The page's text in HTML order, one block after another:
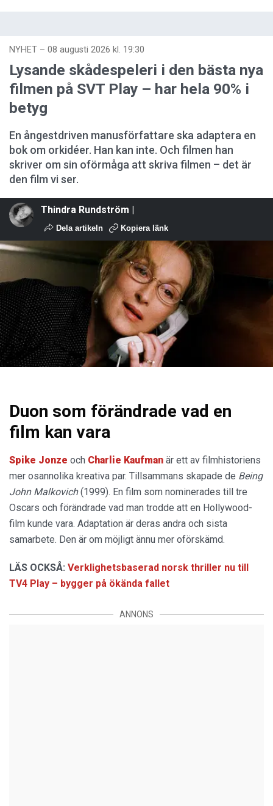
NYHET – 08 augusti 2026 kl. 19:30
Lysande skådespeleri i den bästa nya
filmen på SVT Play – har hela 90% i
betyg
En ångestdriven manusförfattare ska adaptera en
bok om orkidéer. Han kan inte. Och filmen han
skriver om sin oförmåga att skriva filmen – det är
den film vi ser.
Thindra Rundström |
Dela artikeln Kopiera länk
Duon som förändrade vad en
film kan vara
Spike Jonze och Charlie Kaufman är ett av filmhistoriens
mer osannolika kreativa par. Tillsammans skapade de Being
John Malkovich(1999). En film som nominerades till tre
Oscars och förändrade vad man trodde att en Hollywood-
film kunde vara. Adaptation är deras andra och sista
samarbete. Den är om möjligt ännu mer oförskämd.
LÄS OCKSÅ: Verklighetsbaserad norsk thriller nu till
TV4 Play – bygger på ökända fallet
ANNONS